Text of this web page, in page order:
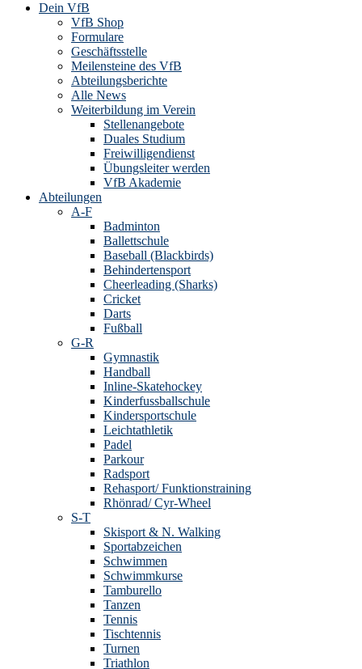
Dein VfB
VfB Shop
Formulare
Geschäftsstelle
Meilensteine des VfB
Abteilungsberichte
Alle News
Weiterbildung im Verein
Stellenangebote
Duales Studium
Freiwilligendienst
Übungsleiter werden
VfB Akademie
Abteilungen
A-F
Badminton
Ballettschule
Baseball (Blackbirds)
Behindertensport
Cheerleading (Sharks)
Cricket
Darts
Fußball
G-R
Gymnastik
Handball
Inline-Skatehockey
Kinderfussballschule
Kindersportschule
Leichtathletik
Padel
Parkour
Radsport
Rehasport/ Funktionstraining
Rhönrad/ Cyr-Wheel
S-T
Skisport & N. Walking
Sportabzeichen
Schwimmen
Schwimmkurse
Tamburello
Tanzen
Tennis
Tischtennis
Turnen
Triathlon